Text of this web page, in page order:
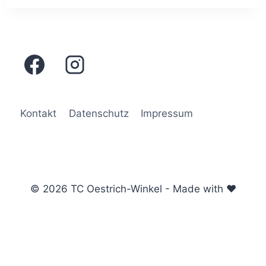
Kontakt Datenschutz Impressum
© 2026 TC Oestrich-Winkel - Made with ♥